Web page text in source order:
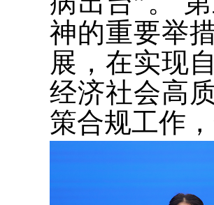
神的重要举
展，在实现
经济社会高
策合规工作